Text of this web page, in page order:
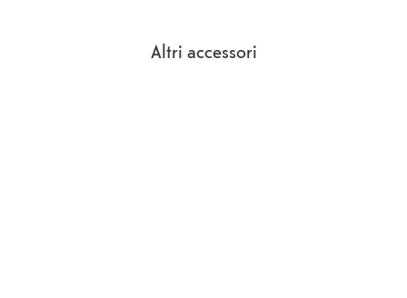
Altri accessori